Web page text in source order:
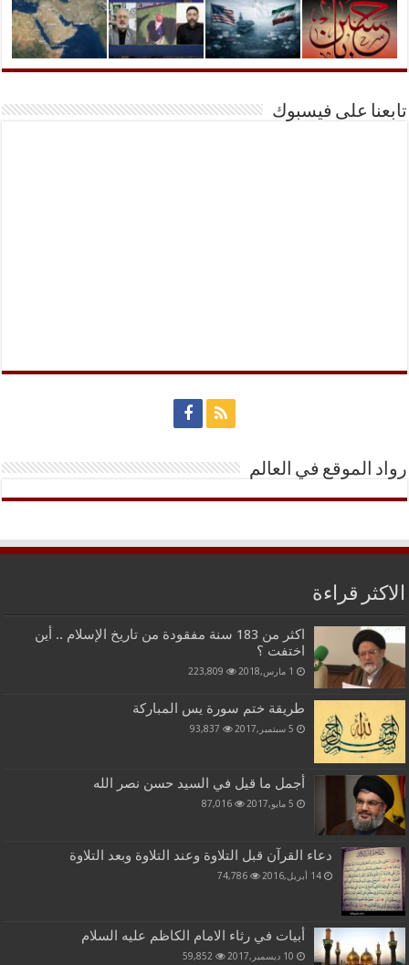
تابعنا على فيسبوك
رواد الموقع في العالم
الاكثر قراءة
اكثر من 183 سنة مفقودة من تاريخ الإسلام .. أين
اختفت ؟
1 مارس,2018 223,809
طريقة ختم سورة يس المباركة
5 سبتمبر,2017 93,837
أجمل ما قيل في السيد حسن نصر الله
5 مايو,2017 87,016
دعاء القرآن قبل التلاوة وعند التلاوة وبعد التلاوة
14 أبريل,2016 74,786
أبيات في رثاء الامام الكاظم عليه السلام
10 ديسمبر,2017 59,852